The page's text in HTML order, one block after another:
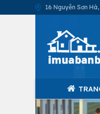
16 Nguyễn Sơn